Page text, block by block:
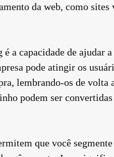
da web, como
a capacidade de ajudar
pode atingir os
lembrando-os de volta
podem ser
que você